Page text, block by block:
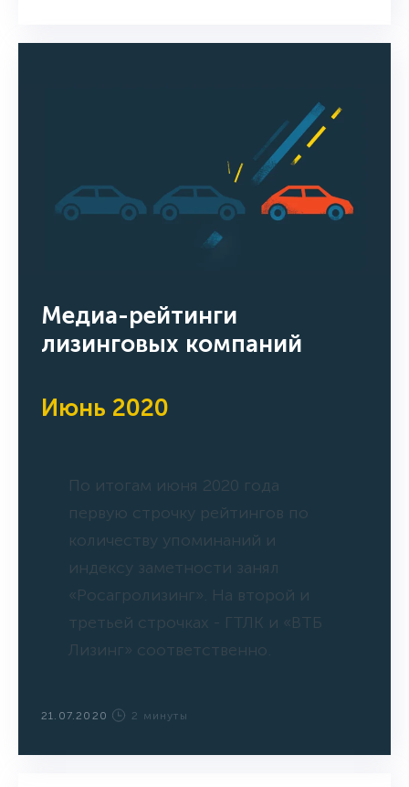
Медиа-рейтинги
лизинговых компаний
Июнь 2020
По итогам июня 2020 года
первую строчку рейтингов по
количеству упоминаний и
индексу заметности занял
«Росагролизинг». На второй и
третьей строчках - ГТЛК и «ВТБ
Лизинг» соответственно.
21.07.2020 2 минуты